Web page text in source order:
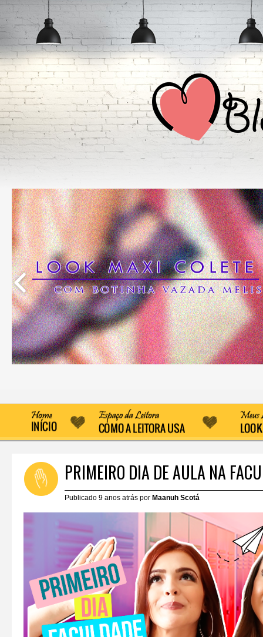
PRIMEIRO DIA DE AULA NA
Publicado 9 anos atrás por Maanuh Scotá